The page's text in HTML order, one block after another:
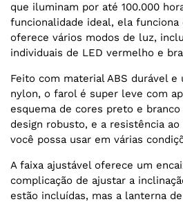
que iluminam por até 100.000
funcionalidade ideal, ela funciona
oferece vários modos de luz,
individuais de LED vermelho e
Feito com material ABS durável e
nylon, o farol é super leve com
esquema de cores preto e
design robusto, e a resistência
você possa usar em várias
A faixa ajustável oferece um
complicação de ajustar a
estão incluídas, mas a lanterna